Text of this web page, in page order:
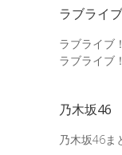
ラブライブ
ラブライブ
ラブライブ
乃木坂46
乃木坂46ま